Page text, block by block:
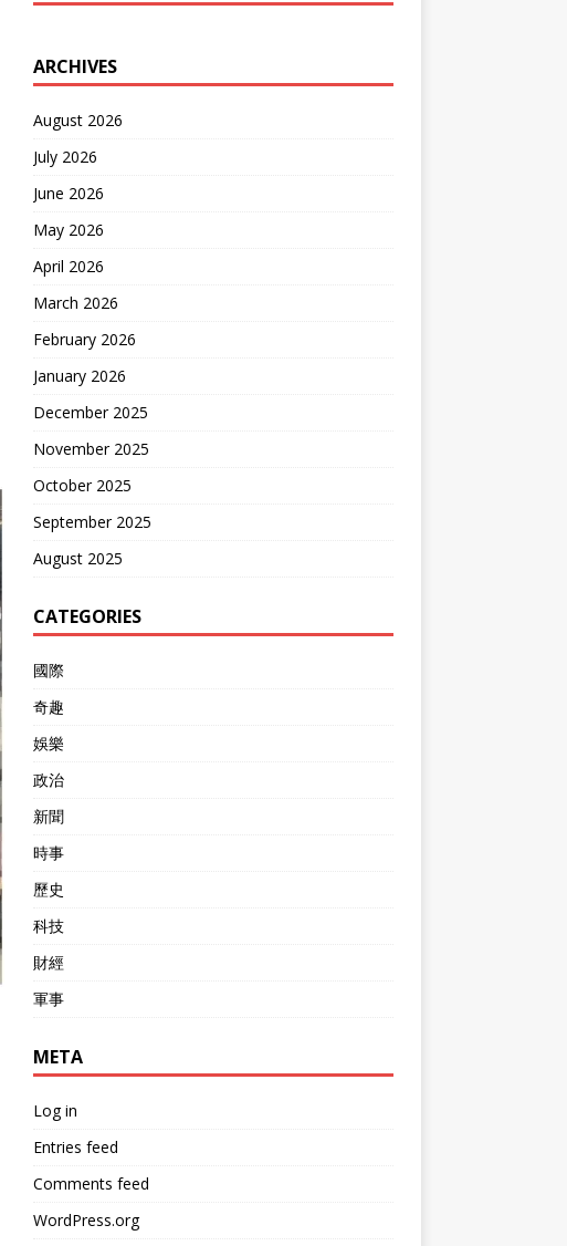
ARCHIVES
August 2026
July 2026
June 2026
May 2026
April 2026
March 2026
February 2026
January 2026
December 2025
November 2025
October 2025
September 2025
August 2025
CATEGORIES
國際
奇趣
娛樂
政治
新聞
時事
歷史
科技
財經
軍事
META
Log in
Entries feed
Comments feed
WordPress.org